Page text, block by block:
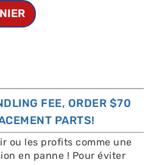
FEE, ORDER $70
PARTS!
ou les profits comme une
en panne ! Pour éviter